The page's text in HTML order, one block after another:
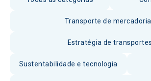
Transporte de
Estratégia de transportes
Sustentabilidade e tecnologia